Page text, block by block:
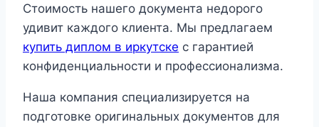
Стоимость нашего документа недорого
удивит каждого клиента. Мы предлагаем
купить диплом в иркутске с гарантией
конфиденциальности и профессионализма.
Наша компания специализируется на
подготовке оригинальных документов для